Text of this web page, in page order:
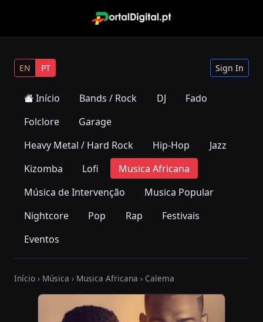
EN PT Sign In
Início Bands / Rock DJ
Fado
Folclore
Garage
Heavy Metal / Hard Rock
Hip-Hop
Jazz
Kizomba
Lofi
Musica Africana
Música de Intervenção
Musica Popular
Nightcore
Pop Rap
Festivais
Eventos
Início › Música › Musica Africana › Calema